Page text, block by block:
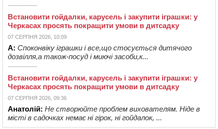
Встановити гойдалки, карусель і закупити іграшки: у
Черкасах просять покращити умови в дитсадку
07 СЕРПНЯ 2026, 10:09
А: Споконвіку іграшки і все,що стосується дитячого
дозвілля,а також-посуд і миючі засоби,к...
Встановити гойдалки, карусель і закупити іграшки: у
Черкасах просять покращити умови в дитсадку
07 СЕРПНЯ 2026, 09:36
Анатолій: Не створюйте проблем вихователям. Ніде в
місті в садочках немає ні гірок, ні гойдалок, ...